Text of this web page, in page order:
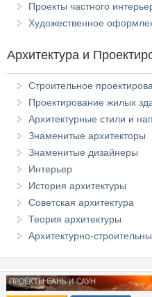
Проекты частного
Художественное
Архитектура и
Строительное
Проектирование жилых
Архитектурные стили и
Знаменитые архитекторы
Знаменитые дизайнеры
Интерьер
История архитектуры
Советская архитектура
Теория архитектуры
Архитектурно-